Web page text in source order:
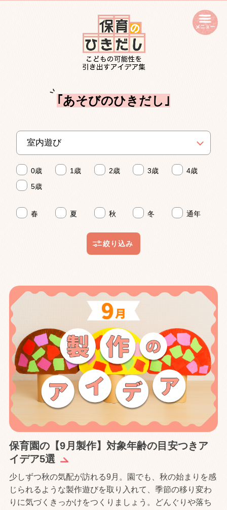
｢あそびのひきだし｣
0歳 1歳 2歳 3歳
4歳
5歳
春 夏 秋 冬 通年
保育園の【9月製作】対象年齢の目安つきア
イデア5選
少しずつ秋の気配が訪れる9月。園でも、秋の始まりを感
じられるような製作遊びを取り入れて、季節の移り変わ
りに気づくきっかけをつくりましょう。どんぐりや落ち